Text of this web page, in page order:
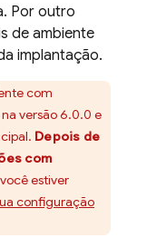
Por outro
de ambiente
implantação.
com
versão 6.0.0 e
Depois de
com
estiver
configuração